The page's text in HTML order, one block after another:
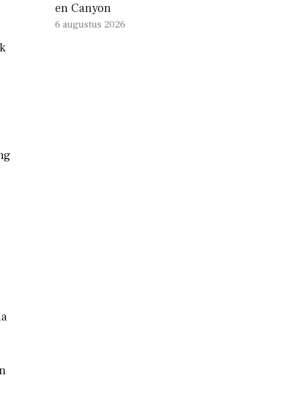
en Canyon
6 augustus 2026